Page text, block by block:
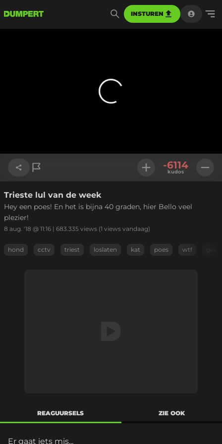
INSTUREN
Link kopiëren
-6114
kudos
Trieste lul van de week
Hey een poes! En het is bijna 40 graden, hier Bello veel
plezier!
8 aug. '18 @ 11:16 | 683.335 views (1 views vandaag)
hond cctv triest loslaten kat poes wtf gek
REAGUURSELS ZIE OOK
Er gaat iets mis...